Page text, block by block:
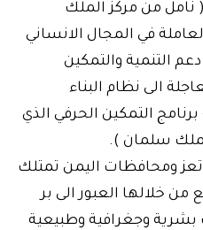
نامل من مركز الملك
في المجال الانساني
التنمية والتمكين
الى نظام البناء
التمكين الحرفي الذي
سلمان ).
ومحافظات اليمن تمتلك
من خلالها العبور الى بر
بشرية وجغرافية وطبيعية